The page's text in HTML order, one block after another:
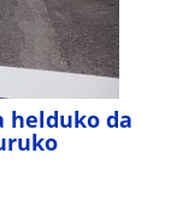
helduko da